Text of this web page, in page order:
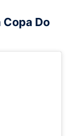
Do